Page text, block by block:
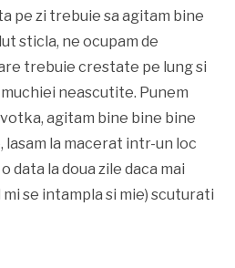
pe zi trebuie sa agitam bine
sticla, ne ocupam de
trebuie crestate pe lung si
neascutite. Punem
agitam bine bine bine
lasam la macerat intr-un loc
data la doua zile daca mai
se intampla si mie) scuturati